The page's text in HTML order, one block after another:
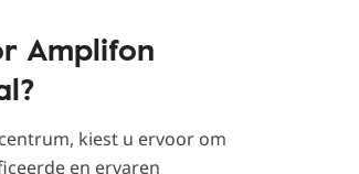
Amplifon
kiest u ervoor om
en ervaren